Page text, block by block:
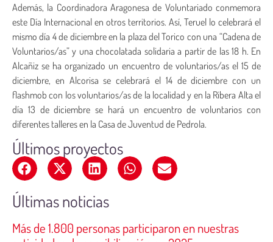
Además, la Coordinadora Aragonesa de Voluntariado conmemora
este Día Internacional en otros territorios. Así, Teruel lo celebrará el
mismo día 4 de diciembre en la plaza del Torico con una “Cadena de
Voluntarios/as” y una chocolatada solidaria a partir de las 18 h. En
Alcañiz se ha organizado un encuentro de voluntarios/as el 15 de
diciembre, en Alcorisa se celebrará el 14 de diciembre con un
flashmob con los voluntarios/as de la localidad y en la Ribera Alta el
día 13 de diciembre se hará un encuentro de voluntarios con
diferentes talleres en la Casa de Juventud de Pedrola.
Últimos proyectos
Últimas noticias
Más de 1.800 personas participaron en nuestras